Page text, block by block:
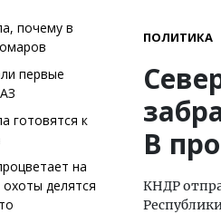
почему в
первые
готовятся к
на
делятся
ПОЛИТИКА
В
КНДР